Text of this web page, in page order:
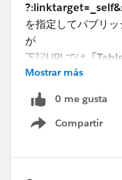
を指定してパブリ
が
下記URLでは 「
Cloud の埋め込みコ
るように変更されま
https://
最終的にはAPI V3
Mostrar más
0 me gusta
Compartir
Show menu